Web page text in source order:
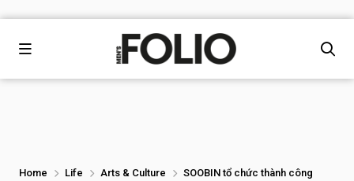
Home Life Arts & Culture
SOOBIN tổ chức thành công